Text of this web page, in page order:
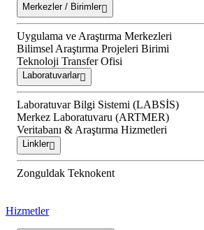
Merkezler / Birimler
Uygulama ve Araştırma Merkezleri
Bilimsel Araştırma Projeleri Birimi
Teknoloji Transfer Ofisi
Laboratuvarlar
Laboratuvar Bilgi Sistemi (LABSİS)
Merkez Laboratuvaru (ARTMER)
Veritabanı & Araştırma Hizmetleri
Linkler
Zonguldak Teknokent
Hizmetler